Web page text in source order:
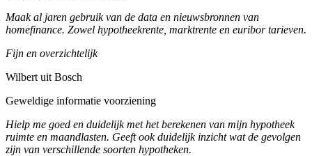
Maak al jaren gebruik van de data en nieuwsbronnen van
homefinance. Zowel hypotheekrente, marktrente en euribor tarieven.
Fijn en overzichtelijk
Wilbert uit Bosch
Geweldige informatie voorziening
Hielp me goed en duidelijk met het berekenen van mijn hypotheek
ruimte en maandlasten. Geeft ook duidelijk inzicht wat de gevolgen
zijn van verschillende soorten hypotheken.